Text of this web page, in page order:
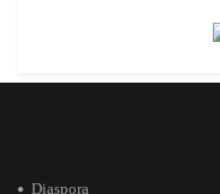
Diaspora